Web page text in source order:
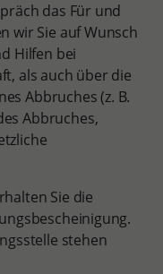
das Für und
wir Sie auf Wunsch
Hilfen bei
als auch über die
Abbruches (z. B.
Abbruches,
Sie die
stehen